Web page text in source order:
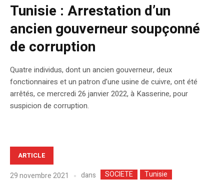
Tunisie : Arrestation d’un
ancien gouverneur soupçonné
de corruption
Quatre individus, dont un ancien gouverneur, deux
fonctionnaires et un patron d’une usine de cuivre, ont été
arrêtés, ce mercredi 26 janvier 2022, à Kasserine, pour
suspicion de corruption.
ARTICLE
29 novembre 2021 dans SOCIETE Tunisie